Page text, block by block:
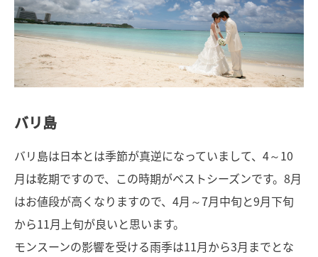
バリ島
バリ島は日本とは季節が真逆になっていまして、4～10
月は乾期ですので、この時期がベストシーズンです。8月
はお値段が高くなりますので、4月～7月中旬と9月下旬
から11月上旬が良いと思います。
モンスーンの影響を受ける雨季は11月から3月までとな